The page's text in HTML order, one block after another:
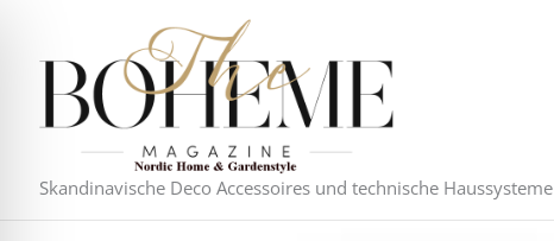
springen
Skandinavische Deco Accessoires und technische Haussysteme